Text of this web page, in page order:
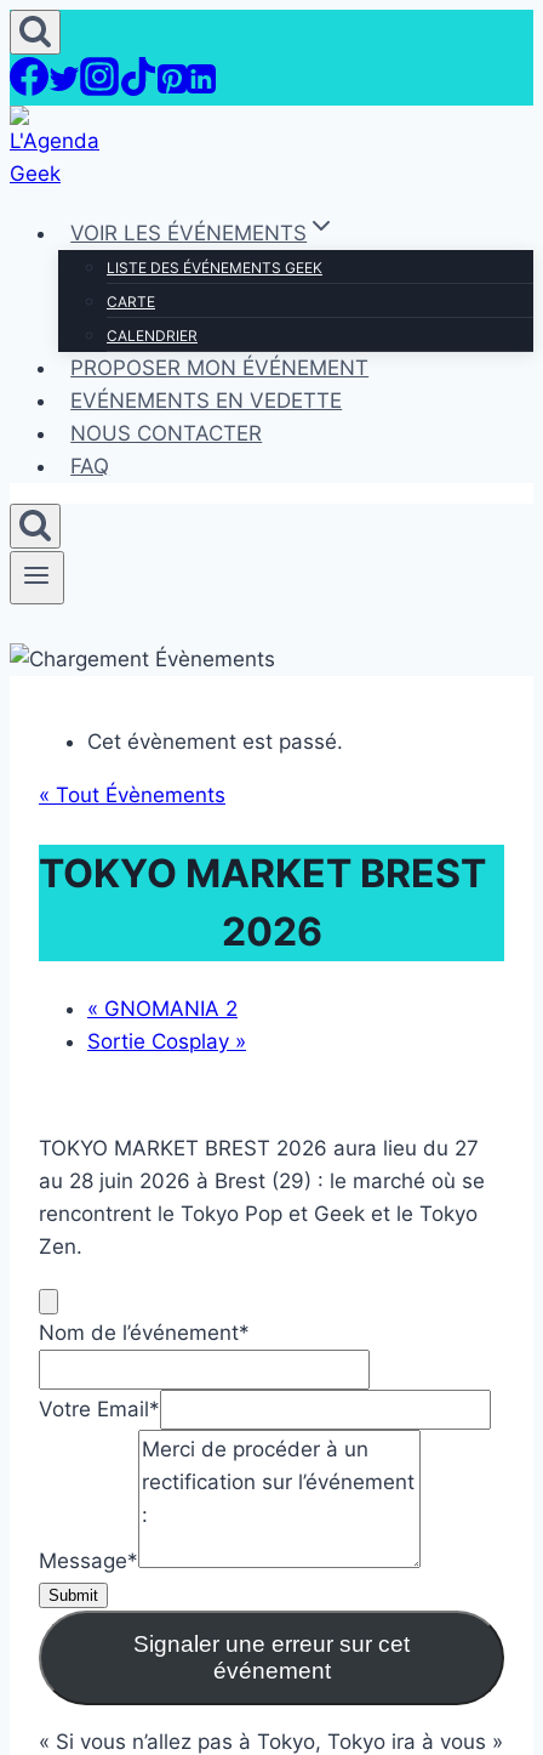
Aller
au
contenu
VOIR LES ÉVÉNEMENTS
LISTE DES ÉVÉNEMENTS GEEK
CARTE
CALENDRIER
PROPOSER MON ÉVÉNEMENT
EVÉNEMENTS EN VEDETTE
NOUS CONTACTER
FAQ
Cet évènement est passé.
« Tout Évènements
TOKYO MARKET BREST
2026
« GNOMANIA 2
Sortie Cosplay »
TOKYO MARKET BREST 2026 aura lieu du 27
au 28 juin 2026 à Brest (29) : le marché où se
rencontrent le Tokyo Pop et Geek et le Tokyo
Zen.
Nom de l’événement*
Votre Email*
Message*
Submit
Signaler une erreur sur cet
événement
« Si vous n’allez pas à Tokyo, Tokyo ira à vous »